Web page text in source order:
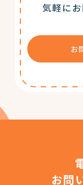
気軽にお
お
お問